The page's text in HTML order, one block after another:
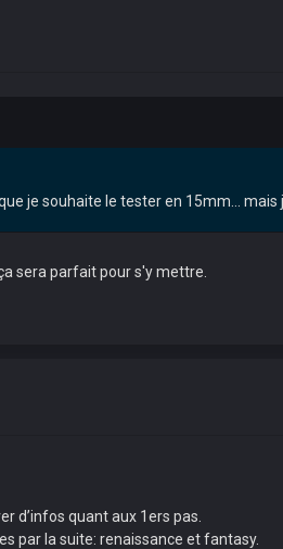
je souhaite le tester en 15mm... mais
sera parfait pour s'y mettre.
d’infos quant aux 1ers pas.
par la suite: renaissance et fantasy.